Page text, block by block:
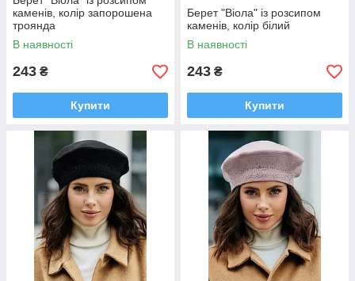
каменів, колір запорошена
троянда
В наявності
243 ₴
Купити
Берет "Віола" із розсипом
каменів, колір білий
В наявності
243 ₴
Купити